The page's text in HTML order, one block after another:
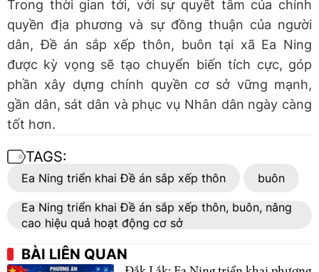
Trong thời gian tới, với sự quyết tâm của chính
quyền địa phương và sự đồng thuận của người
dân, Đề án sắp xếp thôn, buôn tại xã Ea Ning
được kỳ vọng sẽ tạo chuyển biến tích cực, góp
phần xây dựng chính quyền cơ sở vững mạnh,
gần dân, sát dân và phục vụ Nhân dân ngày càng
tốt hơn.
TAGS:
Ea Ning triển khai Đề án sắp xếp thôn buôn
Ea Ning triển khai Đề án sắp xếp thôn, buôn, nâng
cao hiệu quả hoạt động cơ sở
BÀI LIÊN QUAN